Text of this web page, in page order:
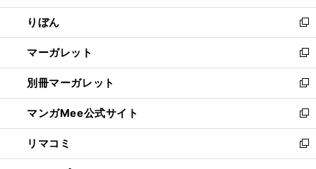
開
く
ウ
で
開
く
ン
ド
ウ
で
開
く
ウ
ィ
ン
ド
ウ
で
開
く
りぼん
新
し
い
ウ
ィ
ン
ド
ウ
で
開
マーガレット
新
し
い
ウ
ィ
ン
ド
ウ
別冊マーガレット
新
し
い
ウ
ィ
ン
マンガMee公式サイト
新
し
い
ウ
リマコミ
新
し